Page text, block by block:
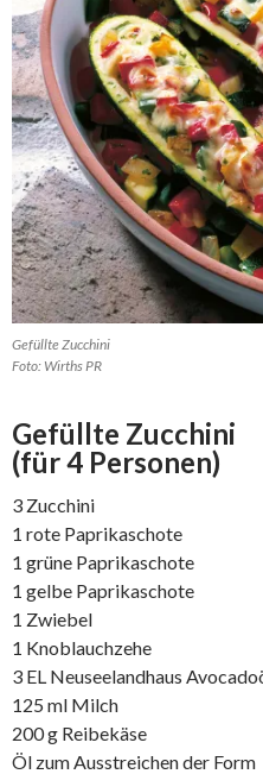
Gefüllte Zucchini
Foto: Wirths PR
Gefüllte Zucchini
(für 4 Personen)
3 Zucchini
1 rote Paprikaschote
1 grüne Paprikaschote
1 gelbe Paprikaschote
1 Zwiebel
1 Knoblauchzehe
3 EL Neuseelandhaus
125 ml Milch
200 g Reibekäse
Öl zum Ausstreichen der Form